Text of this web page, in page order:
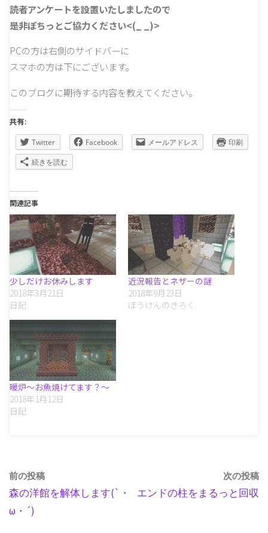
読者アンケートを設置いたしましたので
是非ぽちっとご協力ください<(_ _)>
PCの方は右側のサイドバーに
スマホの方は下にございます。
このブログに期待する内容を教えてください。
共有:
Twitter Facebook メールアドレス
印刷
続きを読む
関連記事
少しだけお休みします
2018年3月21日
日記
近況報告とネザーの謎
2018年9月23日
ぼうけんのきろく
暖炉～お魚焼けてます？～
2018年1月12日
日記
前の投稿
森の洋館を解体します(`・
ω・´)
次の投稿
エンドの柱をまるっと回収